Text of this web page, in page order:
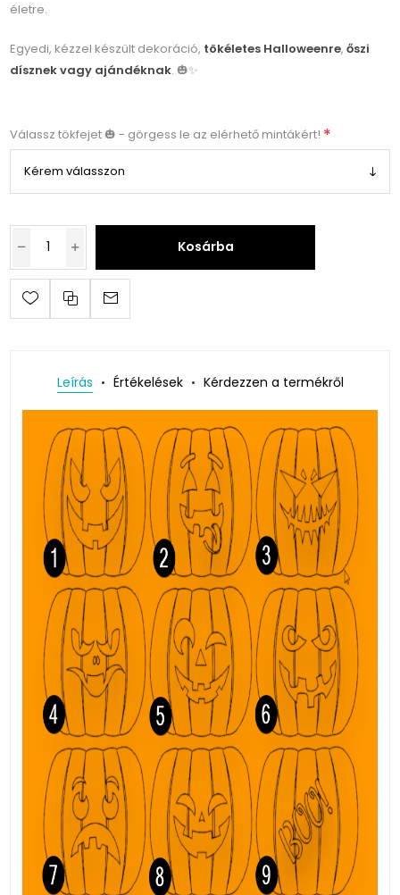
életre.
Egyedi, kézzel készült dekoráció, tökéletes Halloweenre,őszi
dísznek vagy ajándéknak. 🎃✨
Válassz tökfejet 🎃 - görgess le az elérhető mintákért! *
Kosárba
Leírás Értékelések Kérdezzen a termékről